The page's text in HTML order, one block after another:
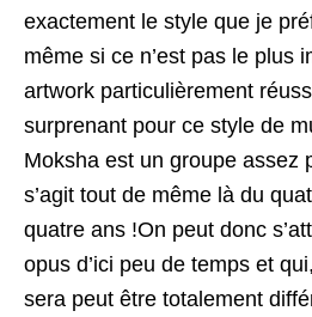
exactement le style que je
même si ce n’est pas le plus
artwork particulièrement
surprenant pour ce style de
Moksha est un groupe assez
s’agit tout de même là du
quatre ans !On peut donc
opus d’ici peu de temps et
sera peut être totalement